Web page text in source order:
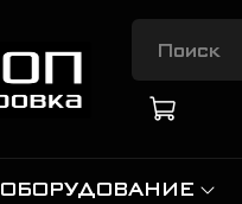
ОБОРУДОВАНИЕ